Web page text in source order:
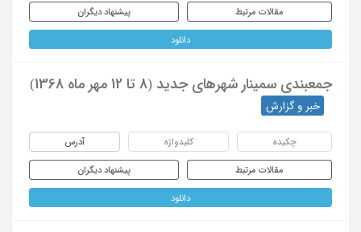
مقالات مرتبط پیشنهاد دیگران
دانلود
جمعبندی سمینار شهرهای جدید (8 تا 12 مهر ماه 1368)
خبر و گزارش
چکیده کلیدواژه آدرس
مقالات مرتبط پیشنهاد دیگران
دانلود